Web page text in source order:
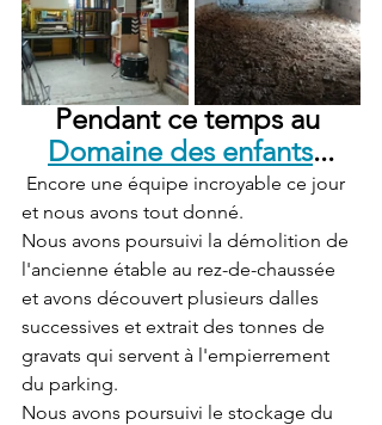
Pendant ce temps au
Domaine des enfants...
et nous avons tout donné.
Nous avons poursuivi la démolition de
l'ancienne étable au rez-de-chaussée
et avons découvert plusieurs dalles
successives et extrait des tonnes de
gravats qui servent à l'empierrement
du parking.
Nous avons poursuivi le stockage du